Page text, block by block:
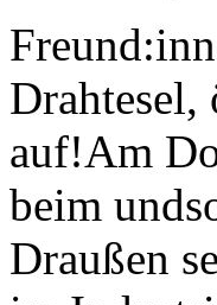
auf!Am
beim
Draußen